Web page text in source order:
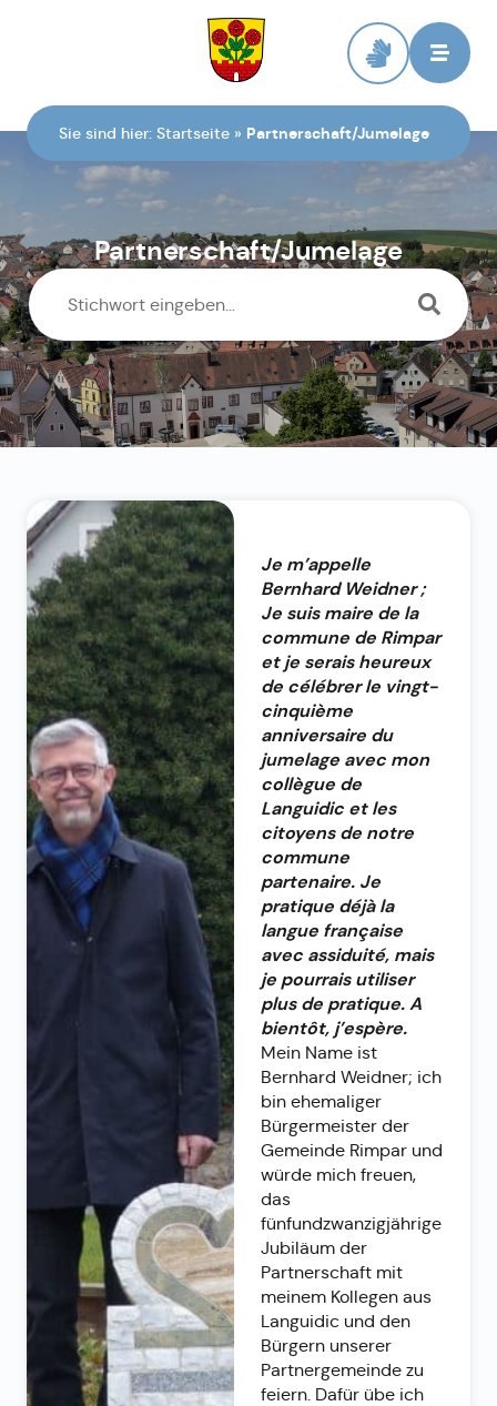
Sie sind hier: Startseite » Partnerschaft/Jumelage
Partnerschaft/Jumelage
Je m’appelle
Bernhard Weidner ;
Je suis maire de la
commune de Rimpar
et je serais heureux
de célébrer le vingt-
cinquième
anniversaire du
jumelage avec mon
collègue de
Languidic et les
citoyens de notre
commune
partenaire. Je
pratique déjà la
langue française
avec assiduité, mais
je pourrais utiliser
plus de pratique. A
bientôt, j’espère.
Mein Name ist
Bernhard Weidner; ich
bin ehemaliger
Bürgermeister der
Gemeinde Rimpar und
würde mich freuen,
das
fünfundzwanzigjährige
Jubiläum der
Partnerschaft mit
meinem Kollegen aus
Languidic und den
Bürgern unserer
Partnergemeinde zu
feiern. Dafür übe ich